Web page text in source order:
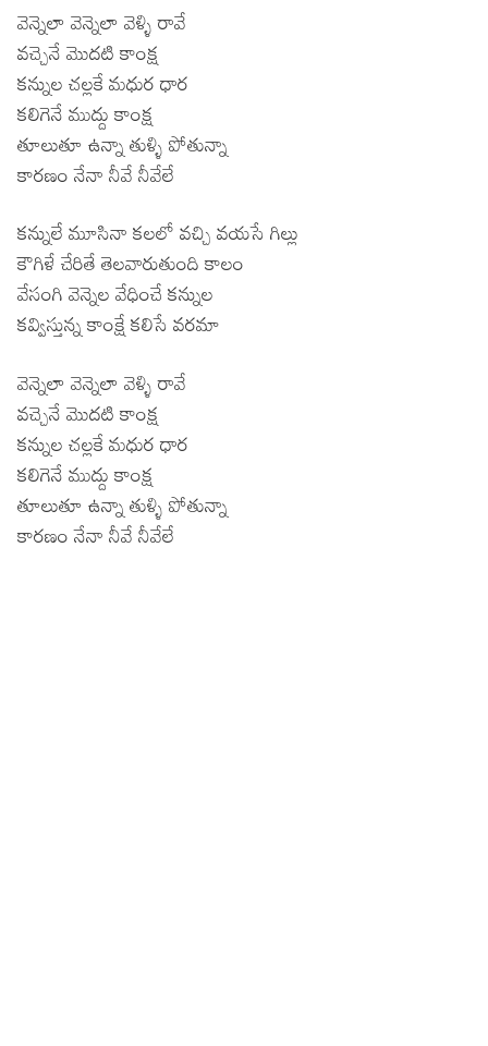
వెన్నెలా వెన్నెలా వెళ్ళి రావే
వచ్చెనే మొదటి కాంక్ష
కన్నుల చల్లకే మధుర ధార
కలిగెనే ముద్దు కాంక్ష
తూలుతూ ఉన్నా తుళ్ళి పోతున్నా
కారణం నేనా నీవే నీవేలే
కన్నులే మూసినా కలలో వచ్చి వయసే గిల్లు
కౌగిళే చేరితే తెలవారుతుంది కాలం
వేసంగి వెన్నెల వేధించే కన్నుల
కవ్విస్తున్న కాంక్షే కలిసే వరమా
వెన్నెలా వెన్నెలా వెళ్ళి రావే
వచ్చెనే మొదటి కాంక్ష
కన్నుల చల్లకే మధుర ధార
కలిగెనే ముద్దు కాంక్ష
తూలుతూ ఉన్నా తుళ్ళి పోతున్నా
కారణం నేనా నీవే నీవేలే